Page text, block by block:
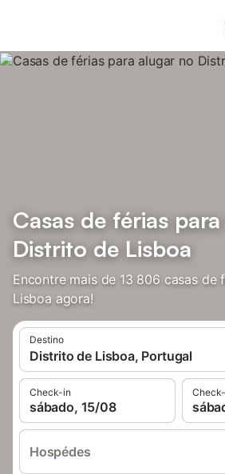
Casas de férias
Distrito de Lisboa
Encontre mais de 13 806 casas de
Lisboa agora!
Destino
Distrito de Lisboa, Portugal
Check-in
sábado, 15/08
Hospédes